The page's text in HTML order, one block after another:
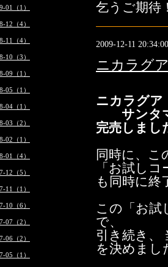
乞うご期待
2009-12-11 20:34:00
ニカラグ
ニカラグ
サンタ
完売しまし
同時に、こ
「お試し
も同時に終
この「お試
で、
引き続き、
を決めまし
01（1）
12（4）
11（4）
10（3）
09（1）
05（1）
04（1）
03（2）
02（1）
01（4）
12（5）
11（1）
10（6）
07（2）
06（2）
05（1）